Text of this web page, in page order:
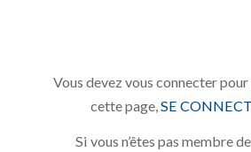
Vous devez vous connecter pour
cette page, SE
Si vous n’êtes pas membre